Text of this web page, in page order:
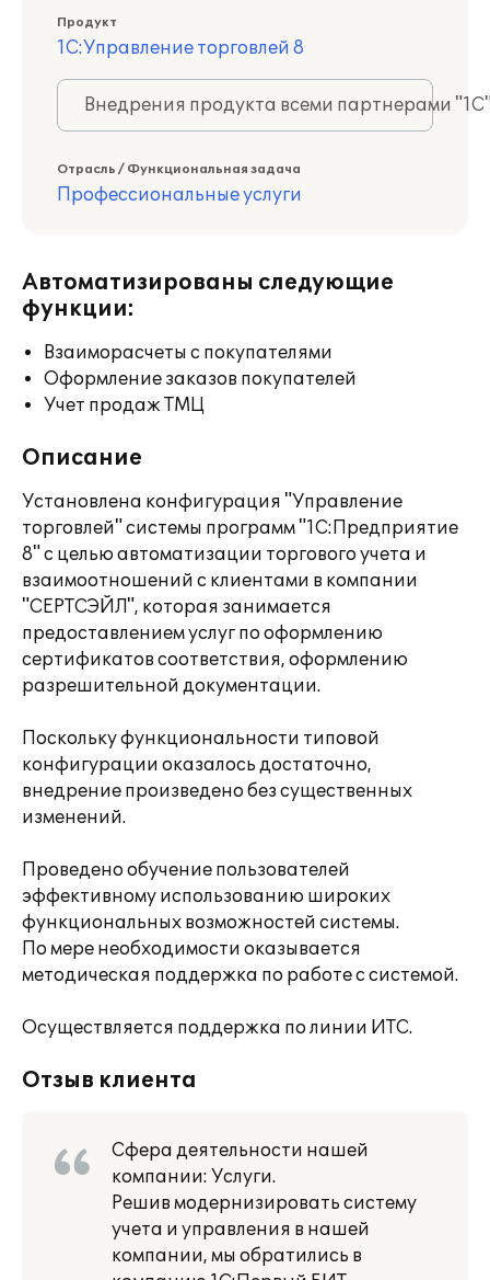
Продукт
1С:Управление торговлей 8
Внедрения продукта всеми партнерами
Отрасль / Функциональная задача
Профессиональные услуги
Автоматизированы следующие
функции:
Взаиморасчеты с покупателями
Оформление заказов покупателей
Учет продаж ТМЦ
Описание
Установлена конфигурация "Управление
торговлей" системы программ "1С:Предприятие
8" с целью автоматизации торгового учета и
взаимоотношений с клиентами в компании
"СЕРТСЭЙЛ", которая занимается
предоставлением услуг по оформлению
сертификатов соответствия, оформлению
разрешительной документации.
Поскольку функциональности типовой
конфигурации оказалось достаточно,
внедрение произведено без существенных
изменений.
Проведено обучение пользователей
эффективному использованию широких
функциональных возможностей системы.
По мере необходимости оказывается
методическая поддержка по работе с системой.
Осуществляется поддержка по линии ИТС.
Отзыв клиента
Сфера деятельности нашей
компании: Услуги.
Решив модернизировать систему
учета и управления в нашей
компании, мы обратились в